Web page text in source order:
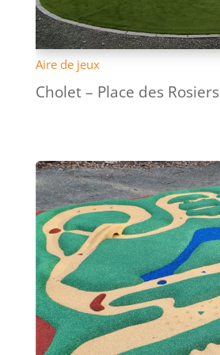
Aire de jeux
Cholet – Place des Rosiers